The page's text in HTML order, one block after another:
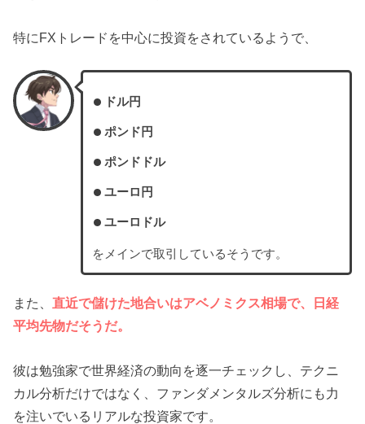
特にFXトレードを中心に投資をされているようで、
ドル円
ポンド円
ポンドドル
ユーロ円
ユーロドル
をメインで取引しているそうです。
また、直近で儲けた地合いはアベノミクス相場で、日経
平均先物だそうだ。
彼は勉強家で世界経済の動向を逐一チェックし、テクニ
カル分析だけではなく、ファンダメンタルズ分析にも力
を注いでいるリアルな投資家です。